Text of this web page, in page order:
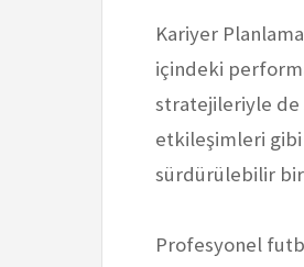
Kariyer
içindeki
stratejileriyle de
etkileşimleri gibi
sürdürülebilir
Profesyonel